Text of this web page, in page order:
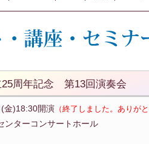
周年記念 第13回演奏会
金)18:30開演 （終了しました。ありが
ターコンサートホール